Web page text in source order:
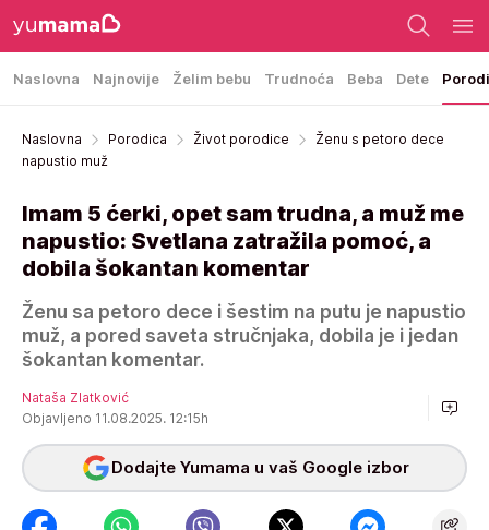
Naslovna Najnovije Želim bebu Trudnoća Beba Dete
Naslovna Porodica Život porodice
Ženu s petoro dece
napustio muž
Imam 5 ćerki, opet sam trudna, a muž me
napustio: Svetlana zatražila pomoć, a
dobila šokantan komentar
Ženu sa petoro dece i šestim na putu je napustio
muž, a pored saveta stručnjaka, dobila je i jedan
šokantan komentar.
Nataša Zlatković
Objavljeno 11.08.2025. 12:15h
Dodajte Yumama u vaš Google izbor